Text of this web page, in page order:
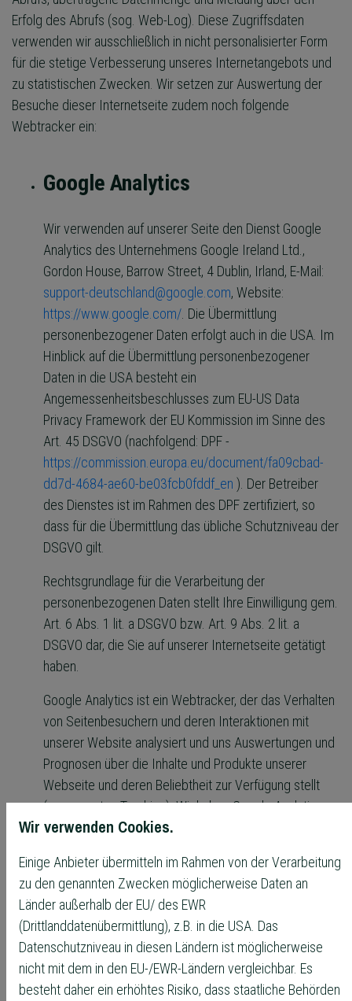
Erfolg des Abrufs (sog. Web-Log). Diese Zugriffsdaten
verwenden wir ausschließlich in nicht personalisierter Form
für die stetige Verbesserung unseres Internetangebots und
zu statistischen Zwecken. Wir setzen zur Auswertung der
Besuche dieser Internetseite zudem noch folgende
Webtracker ein:
Google Analytics
Wir verwenden auf unserer Seite den Dienst Google
Analytics des Unternehmens Google Ireland Ltd.,
Gordon House, Barrow Street, 4 Dublin, Irland, E-Mail:
support-deutschland@google.com, Website:
https://www.google.com/ . Die Übermittlung
personenbezogener Daten erfolgt auch in die USA. Im
Hinblick auf die Übermittlung personenbezogener
Daten in die USA besteht ein
Angemessenheitsbeschlusses zum EU-US Data
Privacy Framework der EU Kommission im Sinne des
Art. 45 DSGVO (nachfolgend: DPF -
https://commission.europa.eu/document/fa09cbad-
dd7d-4684-ae60-be03fcb0fddf_en ). Der Betreiber
des Dienstes ist im Rahmen des DPF zertifiziert, so
dass für die Übermittlung das übliche Schutzniveau der
DSGVO gilt.
Rechtsgrundlage für die Verarbeitung der
personenbezogenen Daten stellt Ihre Einwilligung gem.
Art. 6 Abs. 1 lit. a DSGVO bzw. Art. 9 Abs. 2 lit. a
DSGVO dar, die Sie auf unserer Internetseite getätigt
haben.
Google Analytics ist ein Webtracker, der das Verhalten
von Seitenbesuchern und deren Interaktionen mit
unserer Website analysiert und uns Auswertungen und
Prognosen über die Inhalte und Produkte unserer
Webseite und deren Beliebtheit zur Verfügung stellt
(sogenanntes Tracking). Wir haben Google Analytics
eingebunden, damit der Dienst eine Analyse des
kann. Hierzu sammelt Google die Seiteninteraktionen
von Seitenbesuchern mit unserer Website und ggf.
bestehende Informationen die sich aus dem Auslesen
von Cookies oder weiterer Speichertechnologien
ergeben und bereitet es für uns statistisch auf. Google
Analytics setzt Datenverarbeitungstechnologien ein,
die eine Verfolgbarkeit von einzelnen Seitenbesuchern
Wir verwenden Cookies.
Einige Anbieter übermitteln im Rahmen von der Verarbeitung
zu den genannten Zwecken möglicherweise Daten an
Länder außerhalb der EU/ des EWR
(Drittlanddatenübermittlung), z.B. in die USA. Das
Datenschutzniveau in diesen Ländern ist möglicherweise
nicht mit dem in den EU-/EWR-Ländern vergleichbar. Es
besteht daher ein erhöhtes Risiko, dass staatliche Behörden